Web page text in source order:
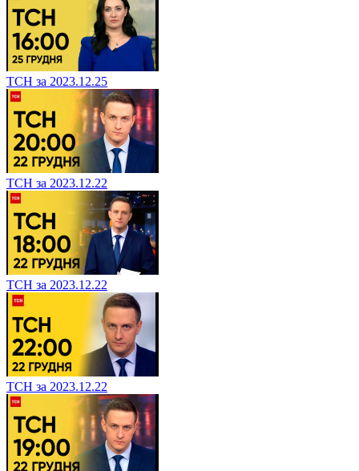
ТСН за 2023.12.25
ТСН за 2023.12.22
ТСН за 2023.12.22
ТСН за 2023.12.22